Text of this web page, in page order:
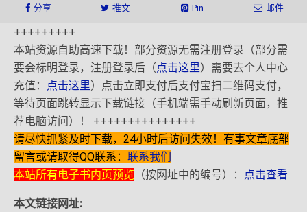
分享 推文 Pin 邮件
+++++++++
本站资源自助高速下载！部分资源无需注册登录（部分需
要会标明登录，注册登录后（点击这里）需要去个人中心
充值：
点击这里）点击立即支付后支付宝扫二维码支付，
等待页面跳转显示下载链接（手机端需手动刷新页面，推
荐电脑访问）！ +++++++++++++++
请尽快抓紧及时下载，24小时后访问失效！有事文章底部
留言或请取得QQ联系： 联系我们
本站所有电子书内页预览 （按网址中的编号）： 点击查看
本文链接网址: